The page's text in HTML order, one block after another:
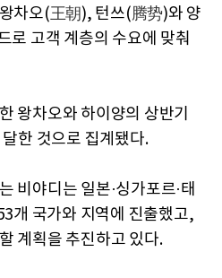
차오(王朝), 턴쓰(腾势)와 양
로 고객 계층의 수요에 맞춰
왕차오와 하이양의 상반기
한 것으로 집계됐다.
비야디는 일본·싱가포르·태
개 국가와 지역에 진출했고,
계획을 추진하고 있다.